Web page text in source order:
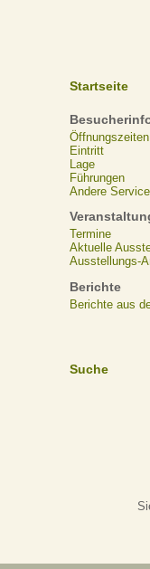
Startseite
Öffnungszeiten
Eintritt
Lage
Führungen
Andere
Termine
Aktuelle
Ausstellungs-
Berichte
Berichte aus
Suche